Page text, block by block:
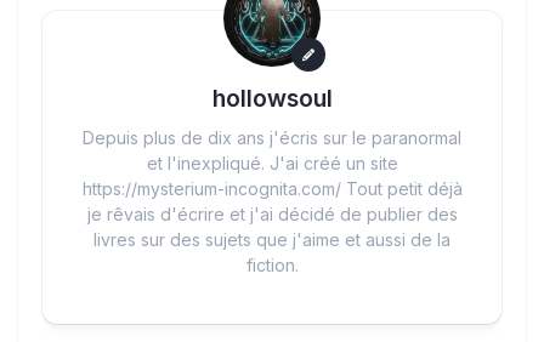
hollowsoul
Depuis plus de dix ans j'écris sur le paranormal
et l'inexpliqué. J'ai créé un site
https://mysterium-incognita.com/ Tout petit déjà
je rêvais d'écrire et j'ai décidé de publier des
livres sur des sujets que j'aime et aussi de la
fiction.